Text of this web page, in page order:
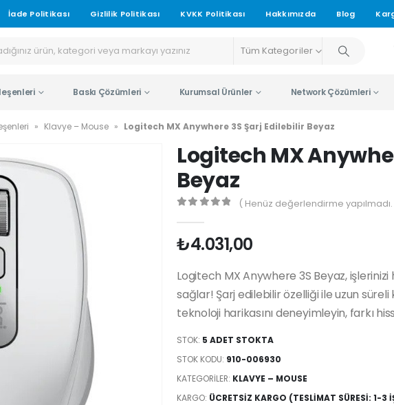
İade Politikası Gizlilik Politikası KVKK Politikası Hakkımızda Blog
Tüm Kategoriler
Baskı Çözümleri Kurumsal Ürünler Network Çözümleri
» Klavye – Mouse » Logitech MX Anywhere 3S Şarj Edilebilir Beyaz
Logitech MX
Beyaz
( Henüz değerlendirme
₺4.031,00
Logitech MX Anywhere 3S Beyaz,
sağlar! Şarj edilebilir özelliği ile uzun
teknoloji harikasını deneyimleyin, farkı
STOK: 5 ADET STOKTA
STOK KODU: 910-006930
KATEGORILER: KLAVYE – MOUSE
KARGO: ÜCRETSIZ KARGO (TESLIMAT SÜRESI: 1-3